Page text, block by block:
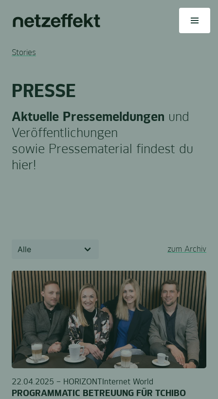
Stories
PRESSE
Aktuelle Pressemeldungen und
Veröffentlichungen
sowie Pressematerial findest du
hier!
zum Archiv
22.04.2025 – HORIZONTInternet World
PROGRAMMATIC BETREUUNG FÜR TCHIBO